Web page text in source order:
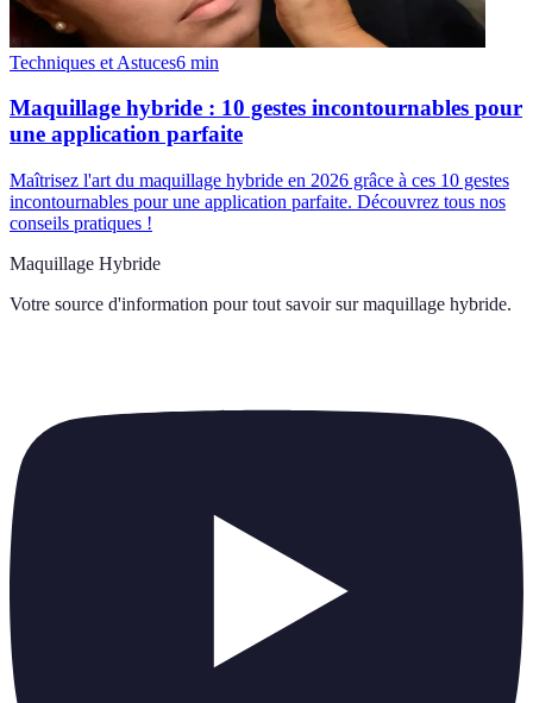
Techniques et Astuces6 min
Maquillage hybride : 10 gestes incontournables pour
une application parfaite
Maîtrisez l'art du maquillage hybride en 2026 grâce à ces 10 gestes
incontournables pour une application parfaite. Découvrez tous nos
conseils pratiques !
Maquillage Hybride
Votre source d'information pour tout savoir sur maquillage hybride.